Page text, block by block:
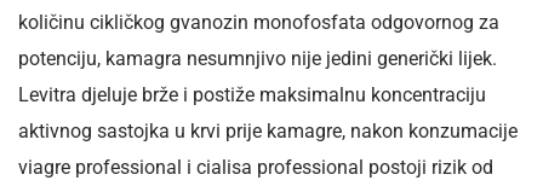
količinu cikličkog gvanozin monofosfata odgovornog za
potenciju, kamagra nesumnjivo nije jedini generički lijek.
Levitra djeluje brže i postiže maksimalnu koncentraciju
aktivnog sastojka u krvi prije kamagre, nakon konzumacije
viagre professional i cialisa professional postoji rizik od